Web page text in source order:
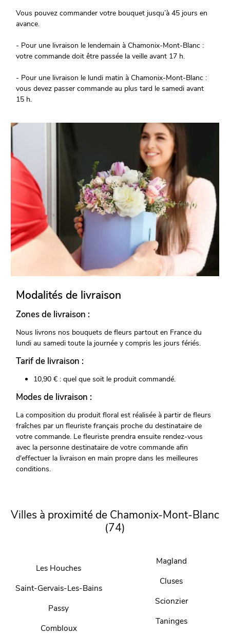
Vous pouvez commander votre bouquet jusqu’à 45 jours en
avance.
- Pour une livraison le lendemain à Chamonix-Mont-Blanc :
votre commande doit être passée la veille avant 17 h.
- Pour une livraison le lundi matin à Chamonix-Mont-Blanc :
vous devez passer commande au plus tard le samedi avant
15 h.
Modalités de livraison
Zones de livraison :
Nous livrons nos bouquets de fleurs partout en France du
lundi au samedi toute la journée y compris les jours fériés.
Tarif de livraison :
10,90 € : quel que soit le produit commandé.
Modes de livraison :
La composition du produit floral est réalisée à partir de fleurs
fraîches par un fleuriste français proche du destinataire de
votre commande. Le fleuriste prendra ensuite rendez-vous
avec la personne destinataire de votre commande afin
d'effectuer la livraison en main propre dans les meilleures
conditions.
Villes à proximité de Chamonix-Mont-Blanc
(74)
Les Houches
Saint-Gervais-Les-Bains
Passy
Combloux
Magland
Cluses
Scionzier
Taninges